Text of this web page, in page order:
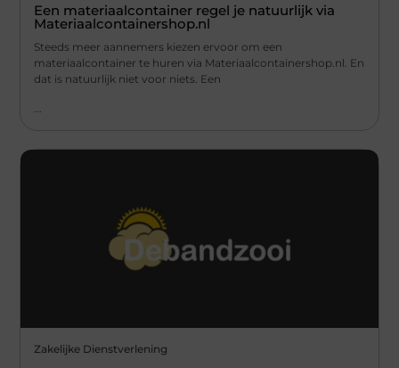
Een materiaalcontainer regel je natuurlijk via
Materiaalcontainershop.nl
Steeds meer aannemers kiezen ervoor om een
materiaalcontainer te huren via Materiaalcontainershop.nl. En
dat is natuurlijk niet voor niets. Een
Zakelijke Dienstverlening